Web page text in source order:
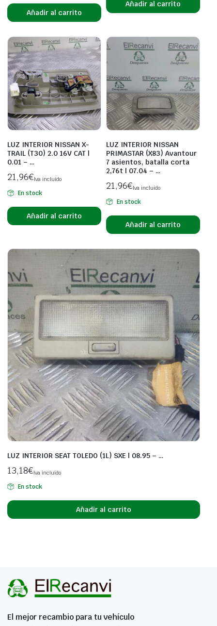
Añadir al carrito
Añadir al carrito
LUZ INTERIOR NISSAN X-
TRAIL (T30) 2.0 16V CAT |
0.01 – …
21,96€Iva incluido
En stock
Añadir al carrito
LUZ INTERIOR NISSAN
PRIMASTAR (X83) Avantour
7 asientos, batalla corta
2,76t | 07.04 – …
21,96€Iva incluido
En stock
Añadir al carrito
LUZ INTERIOR SEAT TOLEDO (1L) SXE | 08.95 – …
13,18€Iva incluido
En stock
Añadir al carrito
El mejor recambio para tu vehículo